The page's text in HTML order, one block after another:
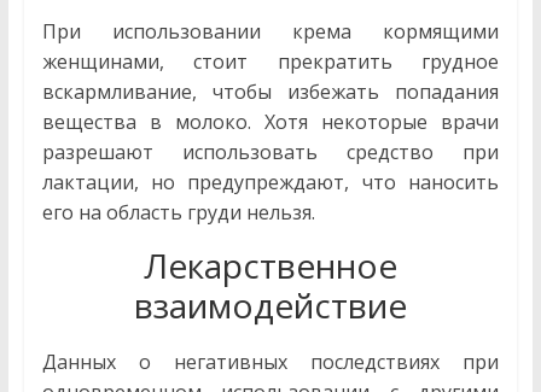
При использовании крема кормящими
женщинами, стоит прекратить грудное
вскармливание, чтобы избежать попадания
вещества в молоко. Хотя некоторые врачи
разрешают использовать средство при
лактации, но предупреждают, что наносить
его на область груди нельзя.
Лекарственное
взаимодействие
Данных о негативных последствиях при